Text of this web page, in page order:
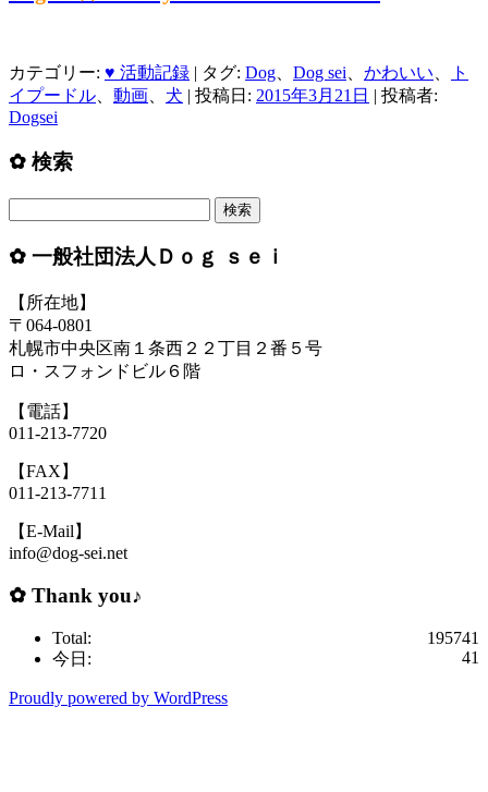
カテゴリー: ♥ 活動記録 | タグ: Dog Dog sei かわいい
ト
イプードル
動画 犬 | 投稿日: 2015年3月21日 | 投稿者:
Dogsei
✿ 検索
✿ 一般社団法人Ｄｏｇ ｓｅｉ
【所在地】
〒064-0801
札幌市中央区南１条西２２丁目２番５号
ロ・スフォンドビル６階
【電話】
011-213-7720
【FAX】
011-213-7711
【E-Mail】
info@dog-sei.net
✿ Thank you♪
195741
Total:
41
今日:
Proudly powered by WordPress